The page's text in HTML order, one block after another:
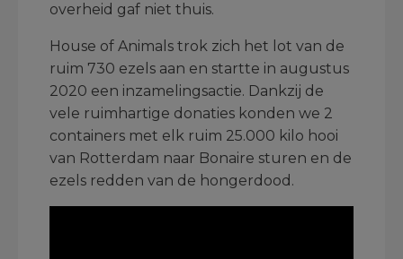
overheid gaf niet thuis.
House of Animals trok zich het lot van de
ruim 730 ezels aan en startte in augustus
2020 een inzamelingsactie. Dankzij de
vele ruimhartige donaties konden we 2
containers met elk ruim 25.000 kilo hooi
van Rotterdam naar Bonaire sturen en de
ezels redden van de hongerdood.